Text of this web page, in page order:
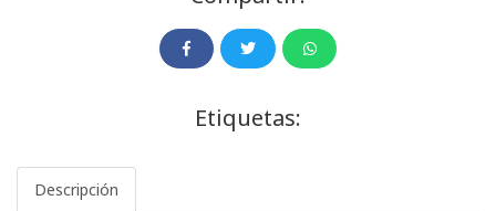
Etiquetas:
Descripción